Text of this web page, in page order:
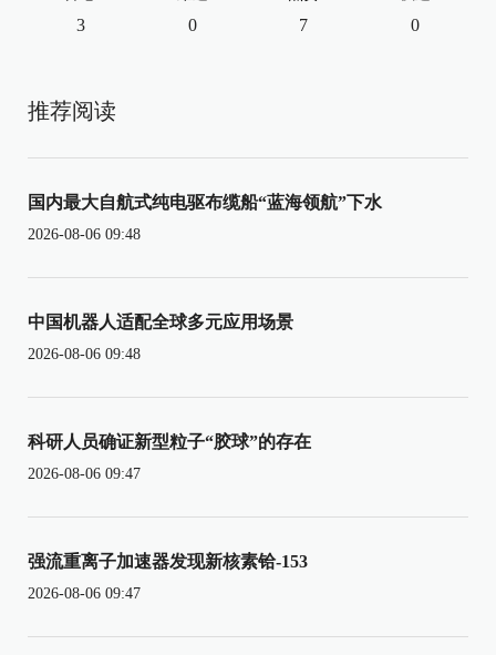
3 0 7 0
推荐阅读
国内最大自航式纯电驱布缆船“蓝海领航”下水
2026-08-06 09:48
中国机器人适配全球多元应用场景
2026-08-06 09:48
科研人员确证新型粒子“胶球”的存在
2026-08-06 09:47
强流重离子加速器发现新核素铪-153
2026-08-06 09:47